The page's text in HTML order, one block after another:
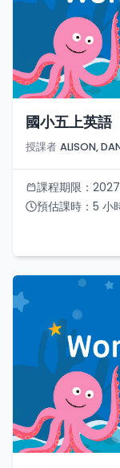
國小五上英
授課者 ALISON,
課程期限：
預估課時： 5 小